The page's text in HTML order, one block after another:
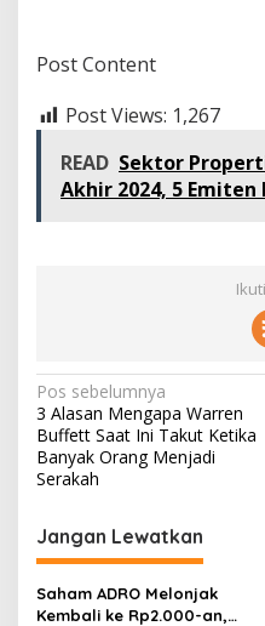
Post Content
Post Views: 1,267
READ Sektor
Akhir 2024, 5
Navigasi
pos
Pos sebelumnya
3 Alasan Mengapa Warren
Buffett Saat Ini Takut Ketika
Banyak Orang Menjadi
Serakah
Jangan Lewatkan
Saham ADRO Melonjak
Kembali ke Rp2.000-an,